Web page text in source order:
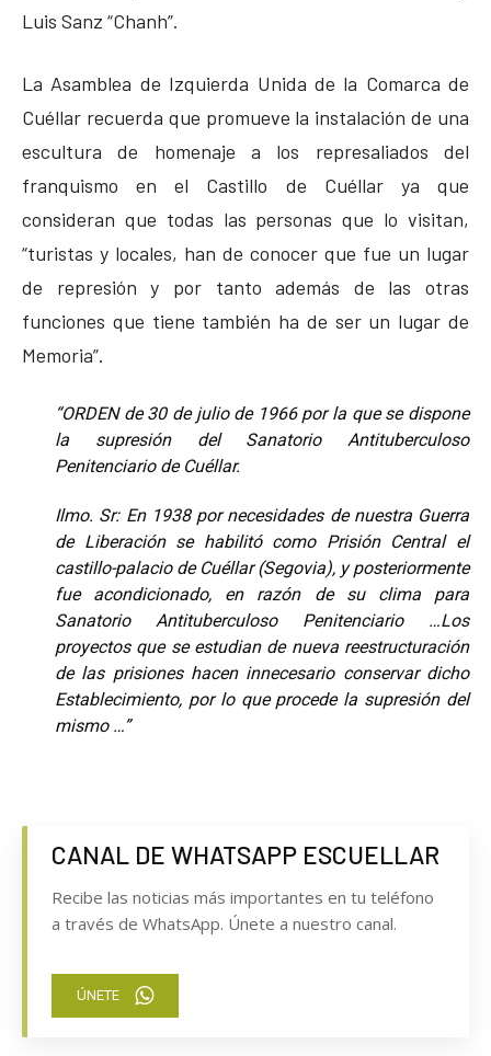
Luis Sanz “Chanh”.
La Asamblea de Izquierda Unida de la Comarca de
Cuéllar recuerda que promueve la instalación de una
escultura de homenaje a los represaliados del
franquismo en el Castillo de Cuéllar ya que
consideran que todas las personas que lo visitan,
“turistas y locales, han de conocer que fue un lugar
de represión y por tanto además de las otras
funciones que tiene también ha de ser un lugar de
Memoria”.
“ORDEN de 30 de julio de 1966 por la que se dispone
la supresión del Sanatorio Antituberculoso
Penitenciario de Cuéllar.
Ilmo. Sr: En 1938 por necesidades de nuestra Guerra
de Liberación se habilitó como Prisión Central el
castillo-palacio de Cuéllar (Segovia), y posteriormente
fue acondicionado, en razón de su clima para
Sanatorio Antituberculoso Penitenciario …Los
proyectos que se estudian de nueva reestructuración
de las prisiones hacen innecesario conservar dicho
Establecimiento, por lo que procede la supresión del
mismo …”
CANAL DE WHATSAPP ESCUELLAR
Recibe las noticias más importantes en tu teléfono
a través de WhatsApp. Únete a nuestro canal.
ÚNETE